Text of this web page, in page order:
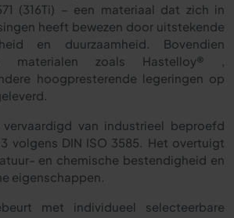
(316Ti) – een materiaal dat zich in
heeft bewezen door uitstekende
en duurzaamheid. Bovendien
materialen zoals Hastelloy® ,
hoogpresterende legeringen op
van industrieel beproefd
volgens DIN ISO 3585. Het overtuigt
en chemische bestendigheid en
eigenschappen.
met individueel selecteerbare